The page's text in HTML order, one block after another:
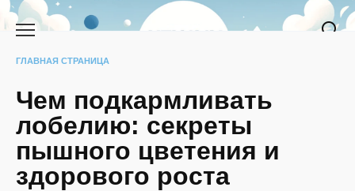
Перейти
ГЛАВНАЯ СТРАНИЦА
Чем подкармливать
лобелию: секреты
пышного цветения и
здорового роста